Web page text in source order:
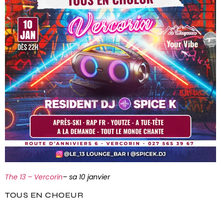
The 13 – Vercorin– sa 10 janvier
TOUS EN CHOEUR